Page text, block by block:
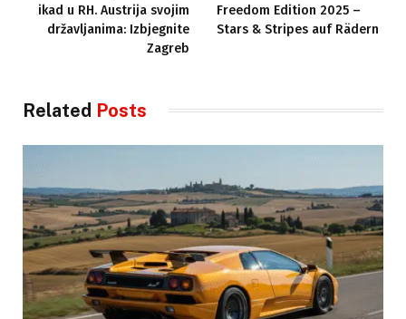
ikad u RH. Austrija svojim
državljanima: Izbjegnite
Zagreb
Freedom Edition 2025 –
Stars & Stripes auf Rädern
Related Posts